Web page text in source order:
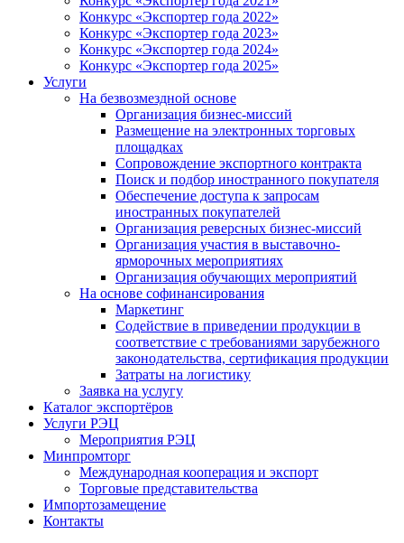
Конкурс «Экспортер года 2022»
Конкурс «Экспортер года 2023»
Конкурс «Экспортер года 2024»
Конкурс «Экспортер года 2025»
Услуги
На безвозмездной основе
Организация бизнес-миссий
Размещение на электронных торговых
площадках
Сопровождение экспортного контракта
Поиск и подбор иностранного покупателя
Обеспечение доступа к запросам
иностранных покупателей
Организация реверсных бизнес-миссий
Организация участия в выставочно-
ярморочных мероприятиях
Организация обучающих мероприятий
На основе софинансирования
Маркетинг
Содействие в приведении продукции в
соответствие с требованиями зарубежного
законодательства, сертификация продукции
Затраты на логистику
Заявка на услугу
Каталог экспортёров
Услуги РЭЦ
Мероприятия РЭЦ
Минпромторг
Международная кооперация и экспорт
Торговые представительства
Импортозамещение
Контакты